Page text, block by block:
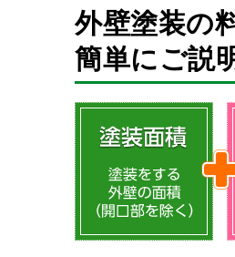
外壁塗装の
簡単にご説